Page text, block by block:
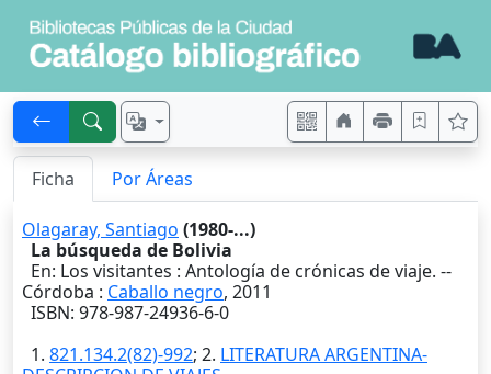
Ficha Por Áreas
Olagaray, Santiago (1980-...)
La búsqueda de Bolivia
En: Los visitantes : Antología de crónicas de viaje. --
Córdoba : Caballo negro, 2011
ISBN: 978-987-24936-6-0
1. 821.134.2(82)-992; 2. LITERATURA ARGENTINA-